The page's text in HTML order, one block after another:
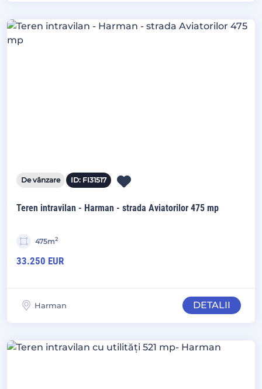
De vânzare ID: FI31517
Teren intravilan - Harman - strada Aviatorilor 475 mp
475m2
33.250 EUR
Harman DETALII